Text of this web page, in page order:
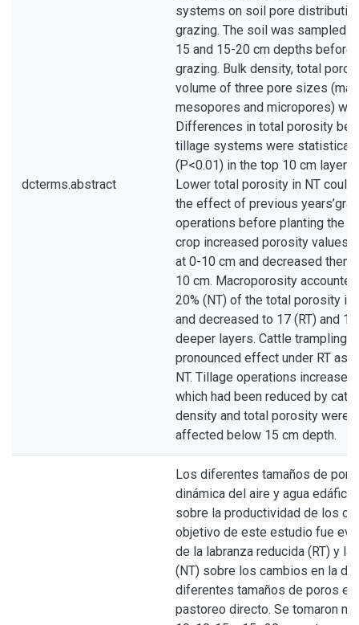
dcterms.abstract
systems on soil pore
grazing. The soil was sampled
15 and 15-20 cm depths before
grazing. Bulk density, total
volume of three pore sizes
mesopores and micropores)
Differences in total porosity
tillage systems were
(P<0.01) in the top 10 cm layer
Lower total porosity in NT could
the effect of previous
operations before planting the
crop increased porosity values
at 0-10 cm and decreased
10 cm. Macroporosity
20% (NT) of the total porosity in
and decreased to 17 (RT) and
deeper layers. Cattle trampling
pronounced effect under RT as
NT. Tillage operations
which had been reduced by
density and total porosity were
affected below 15 cm depth.
Los diferentes tamaños de
dinámica del aire y agua
sobre la productividad de los
objetivo de este estudio fue
de la labranza reducida (RT) y
(NT) sobre los cambios en la
diferentes tamaños de poros
pastoreo directo. Se tomaron